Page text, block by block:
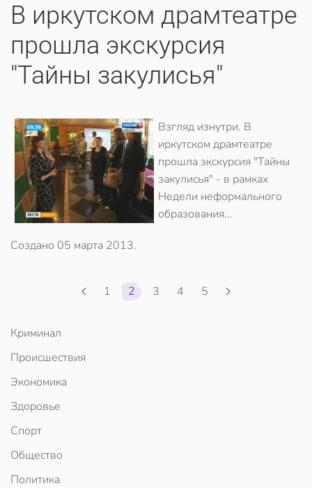
В иркутском драмтеатре
прошла экскурсия
"Тайны закулисья"
Взгляд изнутри. В
иркутском драмтеатре
прошла экскурсия "Тайны
закулисья" - в рамках
Недели неформального
образования...
Создано 05 марта 2013.
1 2 3 4 5
Криминал
Происшествия
Экономика
Здоровье
Спорт
Общество
Политика